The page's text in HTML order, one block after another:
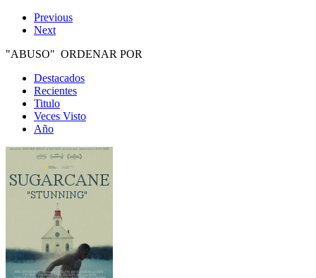
Previous
Next
"ABUSO" ORDENAR POR
Destacados
Recientes
Titulo
Veces Visto
Año